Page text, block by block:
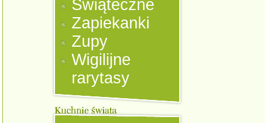
Świąteczne
Zapiekanki
Zupy
Wigilijne
rarytasy